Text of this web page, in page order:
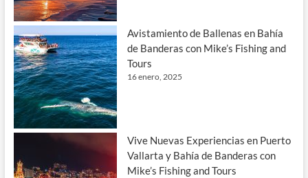
Avistamiento de Ballenas en Bahía
de Banderas con Mike’s Fishing and
Tours
16 enero, 2025
Vive Nuevas Experiencias en Puerto
Vallarta y Bahía de Banderas con
Mike’s Fishing and Tours